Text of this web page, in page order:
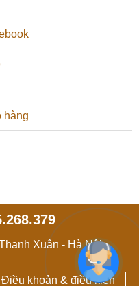
hàng
Xuân - Hà Nội
Điều khoản & điều kiện